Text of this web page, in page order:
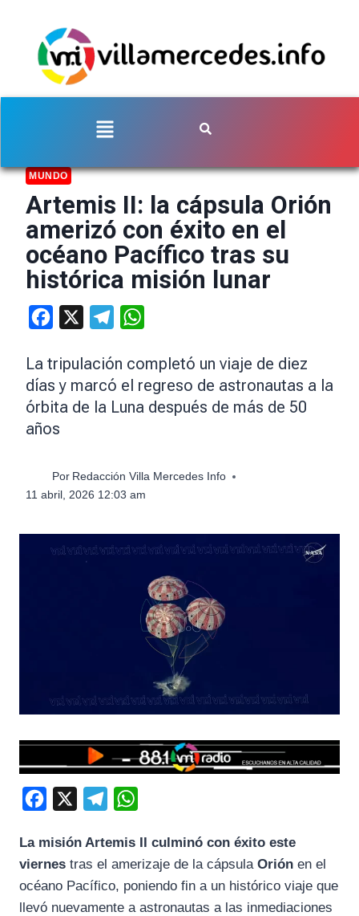
MUNDO
Artemis II: la cápsula Orión
amerizó con éxito en el
océano Pacífico tras su
histórica misión lunar
Facebook Telegram
La tripulación completó un viaje de diez
días y marcó el regreso de astronautas a la
órbita de la Luna después de más de 50
años
Por Redacción Villa Mercedes Info
11 abril, 2026 12:03 am
c
e
b
l
e
g
a
t
s
La misión Artemis II culminó con éxito este
viernes tras el amerizaje de la cápsula Orión en el
océano Pacífico, poniendo fin a un histórico viaje que
llevó nuevamente a astronautas a las inmediaciones